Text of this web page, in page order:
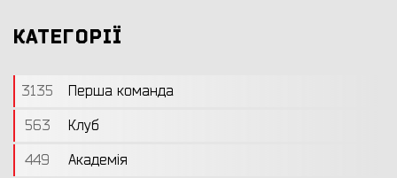
КАТЕГОРІЇ
3135
Перша команда
563
Клуб
449
Академія